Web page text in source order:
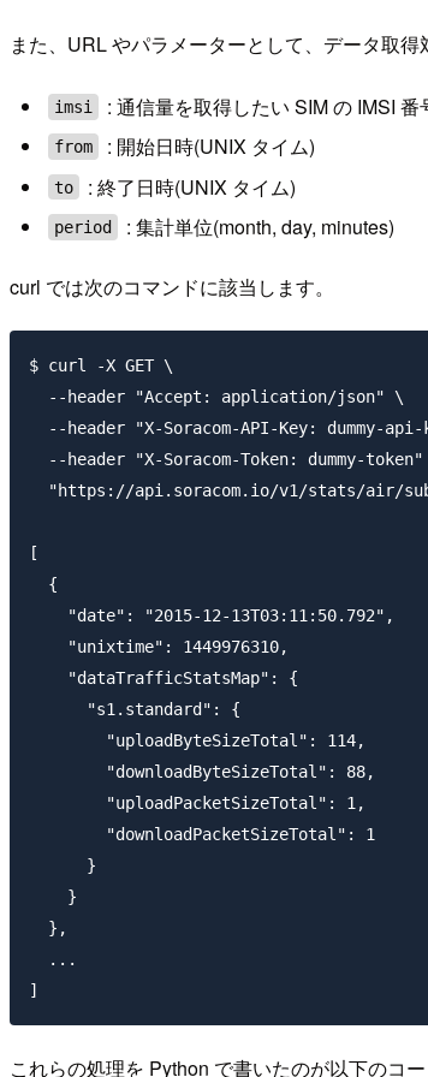
また、URL やパラメーターとして、データ取
imsi : 通信量を取得したい SIM の IMSI 番
from : 開始日時(UNIX タイム)
to : 終了日時(UNIX タイム)
period : 集計単位(month, day, minutes)
curl では次のコマンドに該当します。
$ curl -X GET \
  --header "Accept: application/json" \
--header "X-Soracom-API-Key: dummy-api-
--header "X-Soracom-Token: dummy-token"
"https://api.soracom.io/v1/stats/air/
[
  {
    "date": "2015-12-13T03:11:50.792",
    "unixtime": 1449976310,
    "dataTrafficStatsMap": {
      "s1.standard": {
        "uploadByteSizeTotal": 114,
        "downloadByteSizeTotal": 88,
        "uploadPacketSizeTotal": 1,
        "downloadPacketSizeTotal": 1
      }
    }
  },
  ...
これらの処理を Python で書いたのが以下のコー